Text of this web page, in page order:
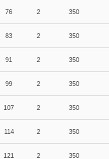
76 2 350
83 2 350
91 2 350
99 2 350
107 2 350
114 2 350
121 2 350